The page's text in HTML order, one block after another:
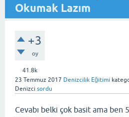
Okumak Lazım
+3
oy
41.8k
23 Temmuz 2017 Denizcilik Eğitimi
Denizci sordu
Cevabı belki çok basit ama ben